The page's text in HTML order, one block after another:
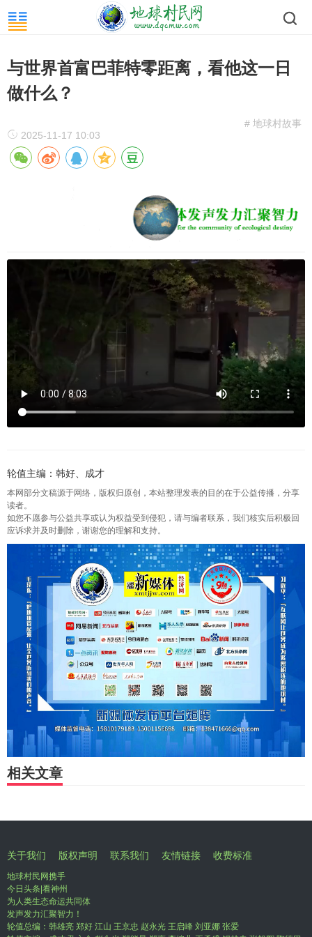
与世界首富巴菲特零距离，看他这一日
做什么？
# 地球村故事
2025-11-17 10:03
轮值主编：韩好、成才
本网部分文稿源于网络，版权归原创，本站整理发表的目的在于公益传播，分享
读者。
如您不愿参与公益共享或认为权益受到侵犯，请与编者联系，我们核实后积极回
应诉求并及时删除，谢谢您的理解和支持。
相关文章
关于我们 版权声明 联系我们 友情链接 收费标准
地球村民网携手
今日头条|看神州
为人类生态命运共同体
发声发力汇聚智力！
轮值总编：韩雄亮 郑好 江山 王京忠 赵永光 王启峰 刘亚娜 张爱